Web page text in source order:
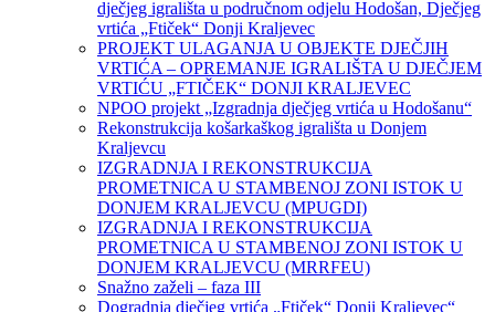
dječjeg igrališta u područnom odjelu Hodošan, Dječjeg
vrtića „Ftiček“ Donji Kraljevec
PROJEKT ULAGANJA U OBJEKTE DJEČJIH
VRTIĆA – OPREMANJE IGRALIŠTA U DJEČJEM
VRTIĆU „FTIČEK“ DONJI KRALJEVEC
NPOO projekt „Izgradnja dječjeg vrtića u Hodošanu“
Rekonstrukcija košarkaškog igrališta u Donjem
Kraljevcu
IZGRADNJA I REKONSTRUKCIJA
PROMETNICA U STAMBENOJ ZONI ISTOK U
DONJEM KRALJEVCU (MPUGDI)
IZGRADNJA I REKONSTRUKCIJA
PROMETNICA U STAMBENOJ ZONI ISTOK U
DONJEM KRALJEVCU (MRRFEU)
Snažno zaželi – faza III
Dogradnja dječjeg vrtića „Ftiček“ Donji Kraljevec“